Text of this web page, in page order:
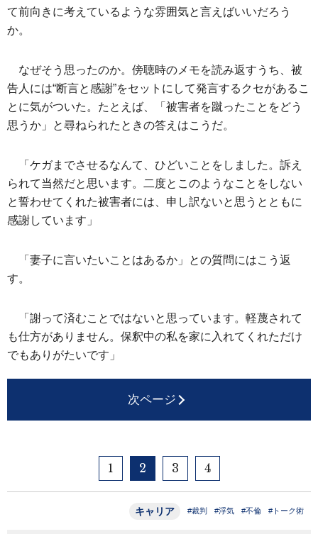
て前向きに考えているような雰囲気と言えばいいだろう
か。
なぜそう思ったのか。傍聴時のメモを読み返すうち、被
告人には“断言と感謝”をセットにして発言するクセがあるこ
とに気がついた。たとえば、「被害者を蹴ったことをどう
思うか」と尋ねられたときの答えはこうだ。
「ケガまでさせるなんて、ひどいことをしました。訴え
られて当然だと思います。二度とこのようなことをしない
と誓わせてくれた被害者には、申し訳ないと思うとともに
感謝しています」
「妻子に言いたいことはあるか」との質問にはこう返
す。
「謝って済むことではないと思っています。軽蔑されて
も仕方がありません。保釈中の私を家に入れてくれただけ
でもありがたいです」
次ページ
1 2 3 4
キャリア #裁判 #浮気 #不倫 #トーク術